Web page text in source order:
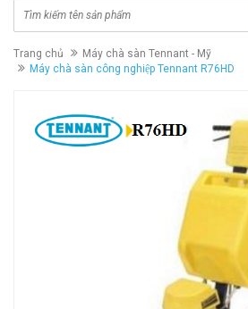
Trang chủ
Máy chà sàn Tennant - Mỹ
Máy chà sàn công nghiệp Tennant R76HD